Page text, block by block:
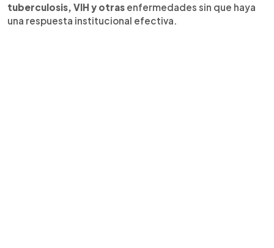
tuberculosis, VIH y otras enfermedades sin que haya
una respuesta institucional efectiva.